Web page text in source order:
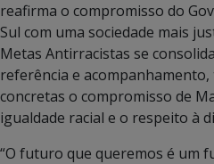
reafirma o compromisso do
Sul com uma sociedade mais
Metas Antirracistas se
referência e
concretas o compromisso de
igualdade racial e o respeito à
“O futuro que queremos é um